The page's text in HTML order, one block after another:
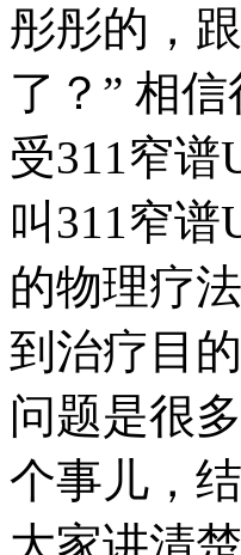
彤彤的，
了？” 相
受311窄
叫311窄
的物理疗
到治疗目
问题是很
个事儿，
大家讲清